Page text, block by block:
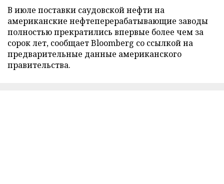
В июле поставки саудовской нефти на
американские нефтеперерабатывающие заводы
полностью прекратились впервые более чем за
сорок лет, сообщает Bloomberg со ссылкой на
предварительные данные американского
правительства.